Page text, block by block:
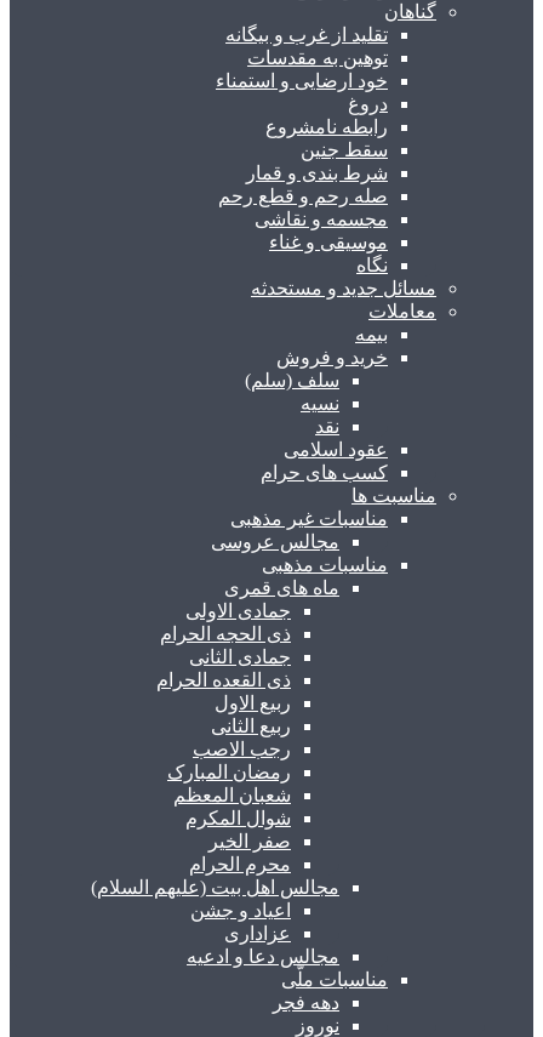
گناهان
تقلید از غرب و بیگانه
توهین به مقدسات
خود ارضایی و استمناء
دروغ
رابطه نامشروع
سقط جنین
شرط بندی و قمار
صله رحم و قطع رحم
مجسمه و نقاشی
موسیقی و غناء
نگاه
مسائل جدید و مستحدثه
معاملات
بیمه
خرید و فروش
سلف (سلم)
نسیه
نقد
عقود اسلامی
کسب های حرام
مناسبت ها
مناسبات غیر مذهبی
مجالس عروسی
مناسبات مذهبی
ماه های قمری
جمادی الاولی
ذی الحجه الحرام
جمادی الثانی
ذی القعده الحرام
ربیع الاول
ربیع الثانی
رجب الاصب
رمضان المبارک
شعبان المعظم
شوال المکرم
صفر الخیر
محرم الحرام
مجالس اهل بیت (علیهم السلام)
اعیاد و جشن
عزاداری
مجالس دعا و ادعیه
مناسبات ملّی
دهه فجر
نوروز